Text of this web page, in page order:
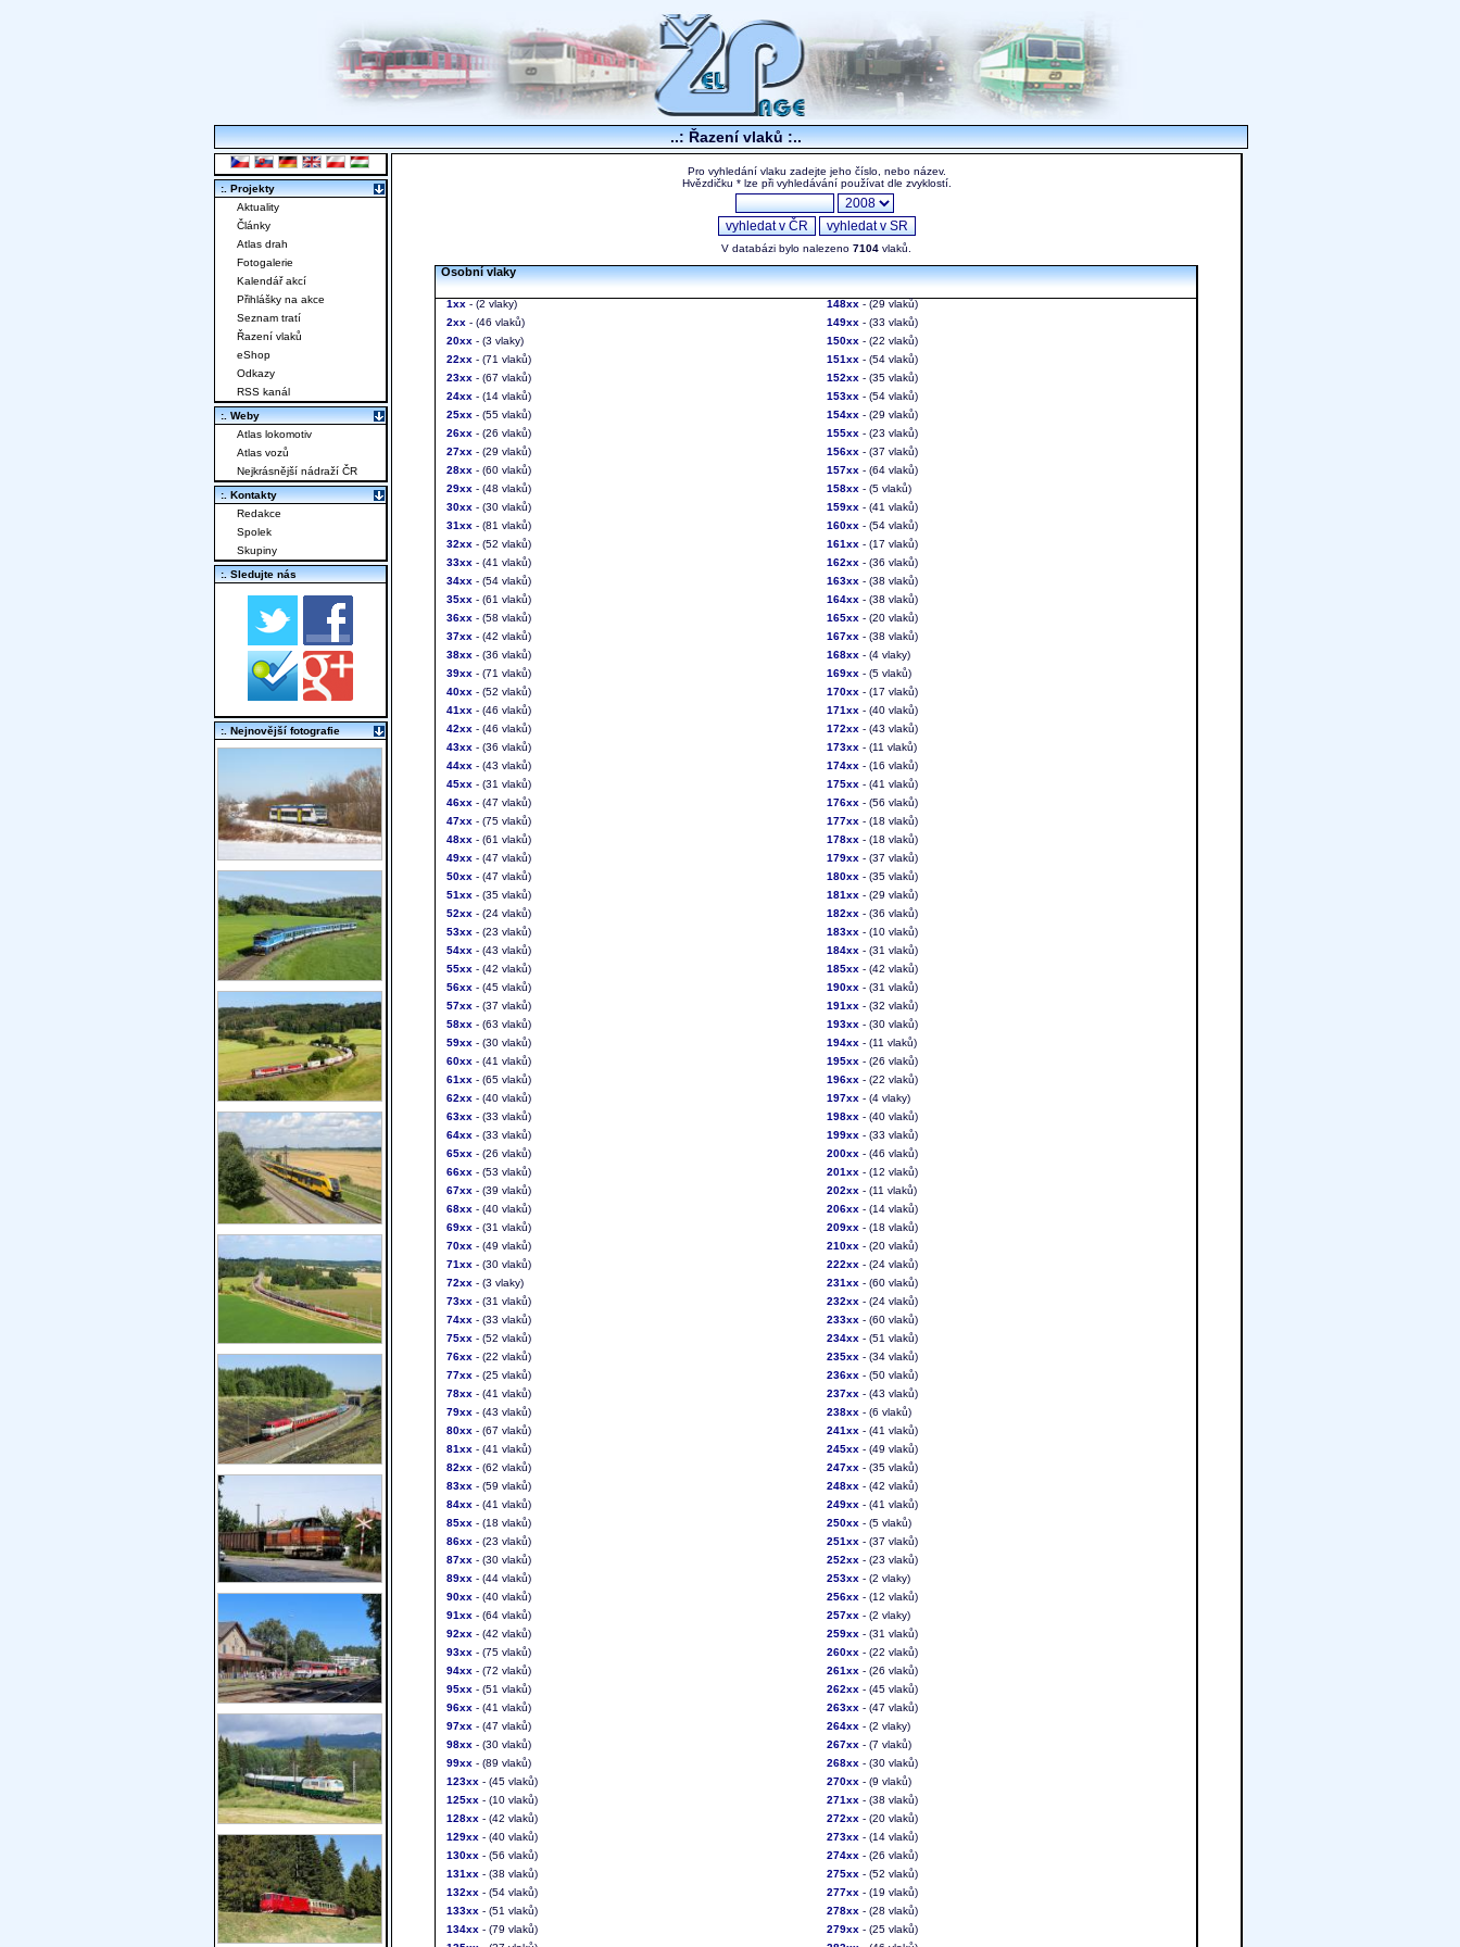
..: Řazení vlaků :..
Pro vyhledání vlaku zadejte jeho číslo, nebo název.
Hvězdičku * lze při vyhledávání používat dle zvyklostí.
V databázi bylo nalezeno 7104 vlaků.
Osobní vlaky
1xx - (2 vlaky) 148xx - (29 vlaků)
2xx - (46 vlaků) 149xx - (33 vlaků)
20xx - (3 vlaky) 150xx - (22 vlaků)
22xx - (71 vlaků) 151xx - (54 vlaků)
23xx - (67 vlaků) 152xx - (35 vlaků)
24xx - (14 vlaků) 153xx - (54 vlaků)
25xx - (55 vlaků) 154xx - (29 vlaků)
26xx - (26 vlaků) 155xx - (23 vlaků)
27xx - (29 vlaků) 156xx - (37 vlaků)
28xx - (60 vlaků) 157xx - (64 vlaků)
29xx - (48 vlaků) 158xx - (5 vlaků)
30xx - (30 vlaků) 159xx - (41 vlaků)
31xx - (81 vlaků) 160xx - (54 vlaků)
32xx - (52 vlaků) 161xx - (17 vlaků)
33xx - (41 vlaků) 162xx - (36 vlaků)
34xx - (54 vlaků) 163xx - (38 vlaků)
35xx - (61 vlaků) 164xx - (38 vlaků)
36xx - (58 vlaků) 165xx - (20 vlaků)
37xx - (42 vlaků) 167xx - (38 vlaků)
38xx - (36 vlaků) 168xx - (4 vlaky)
39xx - (71 vlaků) 169xx - (5 vlaků)
40xx - (52 vlaků) 170xx - (17 vlaků)
41xx - (46 vlaků) 171xx - (40 vlaků)
42xx - (46 vlaků) 172xx - (43 vlaků)
43xx - (36 vlaků) 173xx - (11 vlaků)
44xx - (43 vlaků) 174xx - (16 vlaků)
45xx - (31 vlaků) 175xx - (41 vlaků)
46xx - (47 vlaků) 176xx - (56 vlaků)
47xx - (75 vlaků) 177xx - (18 vlaků)
48xx - (61 vlaků) 178xx - (18 vlaků)
49xx - (47 vlaků) 179xx - (37 vlaků)
50xx - (47 vlaků) 180xx - (35 vlaků)
51xx - (35 vlaků) 181xx - (29 vlaků)
52xx - (24 vlaků) 182xx - (36 vlaků)
53xx - (23 vlaků) 183xx - (10 vlaků)
54xx - (43 vlaků) 184xx - (31 vlaků)
55xx - (42 vlaků) 185xx - (42 vlaků)
56xx - (45 vlaků) 190xx - (31 vlaků)
57xx - (37 vlaků) 191xx - (32 vlaků)
58xx - (63 vlaků) 193xx - (30 vlaků)
59xx - (30 vlaků) 194xx - (11 vlaků)
60xx - (41 vlaků) 195xx - (26 vlaků)
61xx - (65 vlaků) 196xx - (22 vlaků)
62xx - (40 vlaků) 197xx - (4 vlaky)
63xx - (33 vlaků) 198xx - (40 vlaků)
64xx - (33 vlaků) 199xx - (33 vlaků)
65xx - (26 vlaků) 200xx - (46 vlaků)
66xx - (53 vlaků) 201xx - (12 vlaků)
67xx - (39 vlaků) 202xx - (11 vlaků)
68xx - (40 vlaků) 206xx - (14 vlaků)
69xx - (31 vlaků) 209xx - (18 vlaků)
70xx - (49 vlaků) 210xx - (20 vlaků)
71xx - (30 vlaků) 222xx - (24 vlaků)
72xx - (3 vlaky) 231xx - (60 vlaků)
73xx - (31 vlaků) 232xx - (24 vlaků)
74xx - (33 vlaků) 233xx - (60 vlaků)
75xx - (52 vlaků) 234xx - (51 vlaků)
76xx - (22 vlaků) 235xx - (34 vlaků)
77xx - (25 vlaků) 236xx - (50 vlaků)
78xx - (41 vlaků) 237xx - (43 vlaků)
79xx - (43 vlaků) 238xx - (6 vlaků)
80xx - (67 vlaků) 241xx - (41 vlaků)
81xx - (41 vlaků) 245xx - (49 vlaků)
82xx - (62 vlaků) 247xx - (35 vlaků)
83xx - (59 vlaků) 248xx - (42 vlaků)
84xx - (41 vlaků) 249xx - (41 vlaků)
85xx - (18 vlaků) 250xx - (5 vlaků)
86xx - (23 vlaků) 251xx - (37 vlaků)
87xx - (30 vlaků) 252xx - (23 vlaků)
89xx - (44 vlaků) 253xx - (2 vlaky)
90xx - (40 vlaků) 256xx - (12 vlaků)
91xx - (64 vlaků) 257xx - (2 vlaky)
92xx - (42 vlaků) 259xx - (31 vlaků)
93xx - (75 vlaků) 260xx - (22 vlaků)
94xx - (72 vlaků) 261xx - (26 vlaků)
95xx - (51 vlaků) 262xx - (45 vlaků)
96xx - (41 vlaků) 263xx - (47 vlaků)
97xx - (47 vlaků) 264xx - (2 vlaky)
98xx - (30 vlaků) 267xx - (7 vlaků)
99xx - (89 vlaků) 268xx - (30 vlaků)
123xx - (45 vlaků) 270xx - (9 vlaků)
125xx - (10 vlaků) 271xx - (38 vlaků)
128xx - (42 vlaků) 272xx - (20 vlaků)
129xx - (40 vlaků) 273xx - (14 vlaků)
130xx - (56 vlaků) 274xx - (26 vlaků)
131xx - (38 vlaků) 275xx - (52 vlaků)
132xx - (54 vlaků) 277xx - (19 vlaků)
133xx - (51 vlaků) 278xx - (28 vlaků)
134xx - (79 vlaků) 279xx - (25 vlaků)
:. Projekty
Aktuality
Články
Atlas drah
Fotogalerie
Kalendář akcí
Přihlášky na akce
Seznam tratí
Řazení vlaků
eShop
Odkazy
RSS kanál
:. Weby
Atlas lokomotiv
Atlas vozů
Nejkrásnější nádraží ČR
:. Kontakty
Redakce
Spolek
Skupiny
:. Sledujte nás
:. Nejnovější fotografie